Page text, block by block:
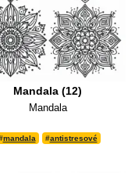
Mandala (12)
Mandala
mandala #antistresové